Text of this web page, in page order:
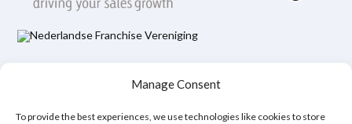
Manage Consent
To provide the best experiences, we use technologies like cookies to store
Juridisk ansvarsfriskrivning
Policy för cookies (EU)